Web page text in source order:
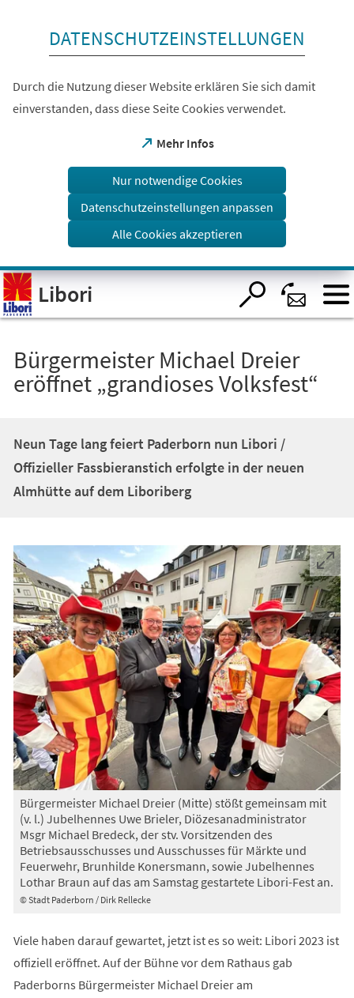
Visuelle
Assistenzsoftware
öffnen.
DATENSCHUTZEINSTELLUNGEN
Durch die Nutzung dieser Website erklären Sie sich damit
einverstanden, dass diese Seite Cookies verwendet.
Mehr Infos
(Öffnet
einem
Tab)
Nur notwendige Cookies
Datenschutzeinstellungen anpassen
Alle Cookies akzeptieren
Libori
Bürgermeister Michael Dreier
eröffnet „grandioses Volksfest“
Neun Tage lang feiert Paderborn nun Libori /
Offizieller Fassbieranstich erfolgte in der neuen
Almhütte auf dem Liboriberg
© Stadt Paderborn / Dirk Rellecke
Bürgermeister Michael Dreier (Mitte) stößt gemeinsam mit
(v. l.) Jubelhennes Uwe Brieler, Diözesanadministrator
Msgr Michael Bredeck, der stv. Vorsitzenden des
Betriebsausschusses und Ausschusses für Märkte und
Feuerwehr, Brunhilde Konersmann, sowie Jubelhennes
Lothar Braun auf das am Samstag gestartete Libori-Fest an.
Viele haben darauf gewartet, jetzt ist es so weit: Libori 2023 ist
offiziell eröffnet. Auf der Bühne vor dem Rathaus gab
Paderborns Bürgermeister Michael Dreier am